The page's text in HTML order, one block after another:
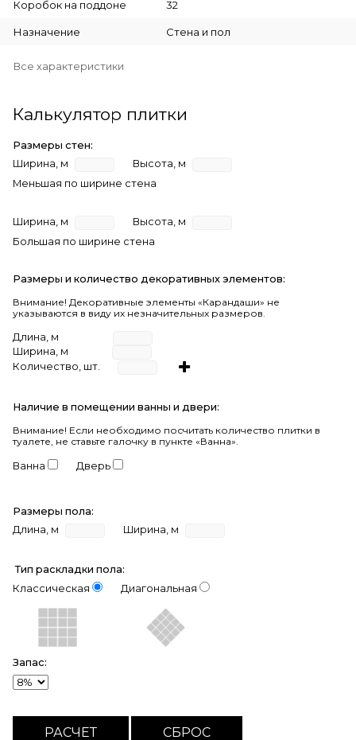
Коробок на поддоне 32
Назначение Стена и пол
Все характеристики
Калькулятор плитки
Размеры стен:
Ширина, м
Высота, м
Меньшая по ширине стена
Ширина, м
Высота, м
Большая по ширине стена
Размеры и количество декоративных элементов:
Внимание! Декоративные элементы «Карандаши» не
указываются в виду их незначительных размеров.
Длина, м
Ширина, м
Количество, шт.
Наличие в помещении ванны и двери:
Внимание! Если необходимо посчитать количество плитки в
туалете, не ставьте галочку в пункте «Ванна».
Ванна Дверь
Размеры пола:
Длина, м
Ширина, м
Тип раскладки пола:
Классическая
Диагональная
Запас: